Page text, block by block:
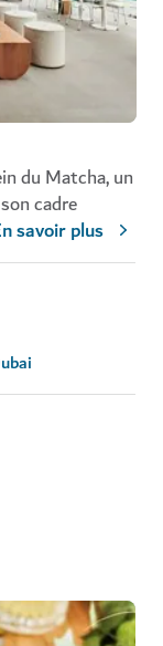
du Matcha, un
cadre
savoir plus